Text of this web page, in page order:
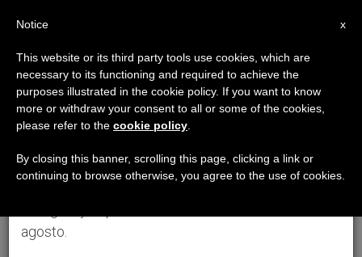
×
Aviso importante
Del 27 de julio al 7 de agosto haremos la pausa
anual, aprovechando que en el periodo de verano
se generan menos informaciones y también el
agosto.
x
Notice
This website or its third party tools use cookies, which are
necessary to its functioning and required to achieve the
purposes illustrated in the cookie policy. If you want to know
more or withdraw your consent to all or some of the cookies,
please refer to the cookie policy
By closing this banner, scrolling this page, clicking a link or
continuing to browse otherwise, you agree to the use of cookies.